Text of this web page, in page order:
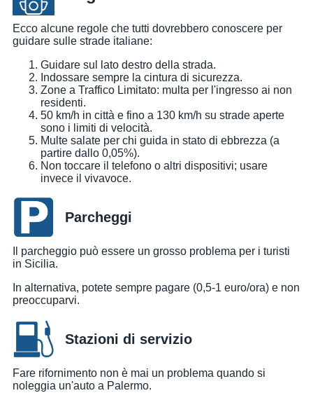
Ecco alcune regole che tutti dovrebbero conoscere per
guidare sulle strade italiane:
Guidare sul lato destro della strada.
Indossare sempre la cintura di sicurezza.
Zone a Traffico Limitato: multa per l'ingresso ai non
residenti.
50 km/h in città e fino a 130 km/h su strade aperte
sono i limiti di velocità.
Multe salate per chi guida in stato di ebbrezza (a
partire dallo 0,05%).
Non toccare il telefono o altri dispositivi; usare
invece il vivavoce.
Parcheggi
Il parcheggio può essere un grosso problema per i turisti
in Sicilia.
In alternativa, potete sempre pagare (0,5-1 euro/ora) e non
preoccuparvi.
Stazioni di servizio
Fare rifornimento non è mai un problema quando si
noleggia un'auto a Palermo.